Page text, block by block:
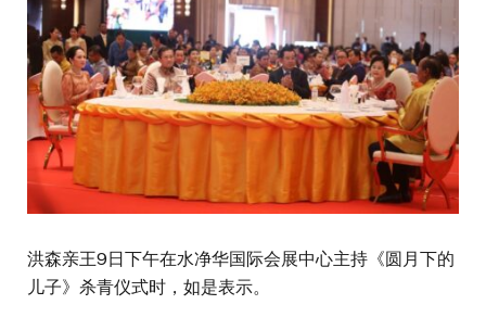
洪森亲王9日下午在水净华国际会展中心主持《圆月下的
儿子》杀青仪式时，如是表示。